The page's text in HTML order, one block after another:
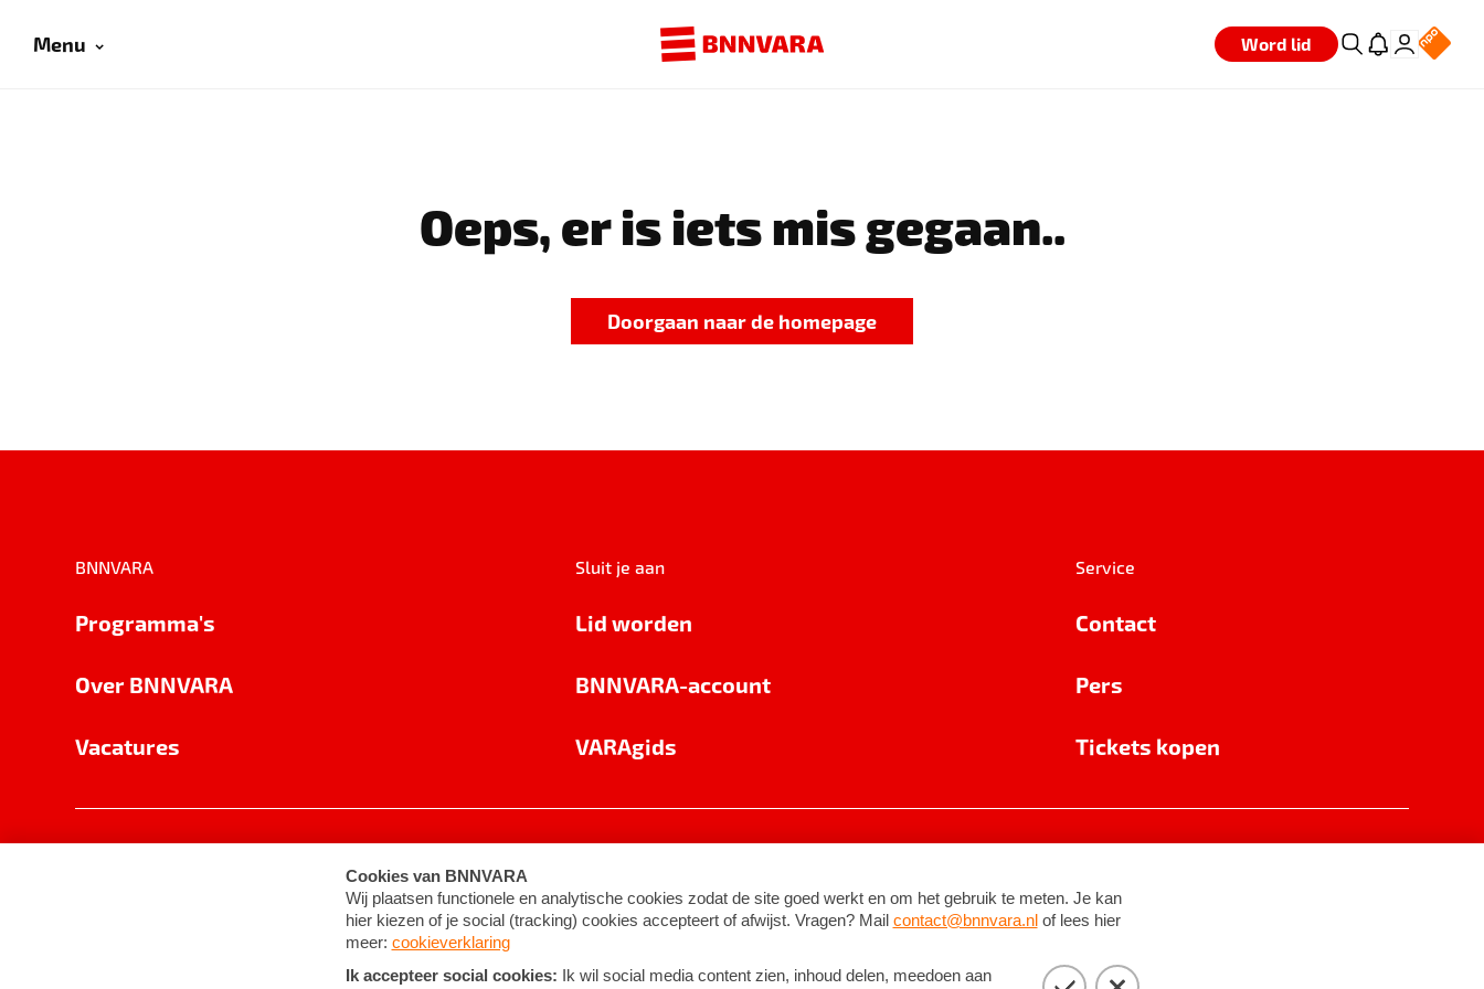
Menu Word lid
Oeps, er is iets mis gegaan..
Doorgaan naar de homepage
BNNVARA
Programma's
Over BNNVARA
Vacatures
Sluit je aan
Lid worden
BNNVARA-account
VARAgids
Service
Contact
Pers
Tickets kopen
Cookie-instellingen Algemene voorwaarden ©2026BNNVARA